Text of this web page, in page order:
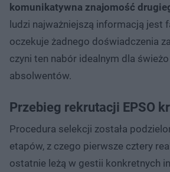
komunikatywna znajomość
ludzi najważniejszą informacją jest
oczekuje żadnego doświadczenia
czyni ten nabór idealnym dla
absolwentów.
Przebieg rekrutacji EPSO
Procedura selekcji została
etapów, z czego pierwsze cztery
ostatnie leżą w gestii konkretnych